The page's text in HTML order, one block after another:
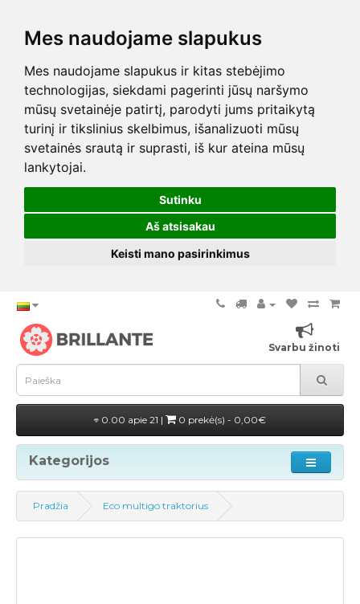
Mes naudojame slapukus
Mes naudojame slapukus ir kitas stebėjimo
technologijas, siekdami pagerinti jūsų naršymo
mūsų svetainėje patirtį, parodyti jums pritaikytą
turinį ir tikslinius skelbimus, išanalizuoti mūsų
svetainės srautą ir suprasti, iš kur ateina mūsų
lankytojai.
Sutinku
Aš atsisakau
Keisti mano pasirinkimus
Svarbu žinoti
0.00 apie 21 | 0 prekė(s) - 0,00€
Kategorijos
Pradžia Eco multigo traktorius